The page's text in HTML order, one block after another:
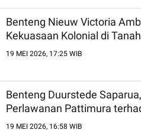
Benteng Nieuw Victoria
Kekuasaan Kolonial di
19 MEI 2026, 17:25 WIB
Benteng Duurstede
Perlawanan Pattimura
19 MEI 2026, 16:58 WIB